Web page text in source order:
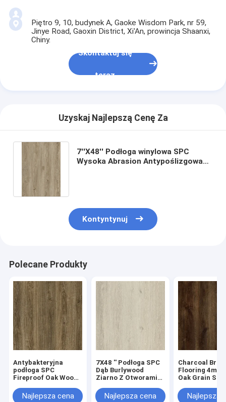
Piętro 9, 10, budynek A, Gaoke Wisdom Park, nr 59,
Jinye Road, Gaoxin District, Xi'An, prowincja Shaanxi,
Chiny.
Skontaktuj się
teraz
Uzyskaj Najlepszą Cenę Za
7''X48'' Podłoga winylowa SPC
Wysoka Abrasion Antypoślizgowa
Kontyntynuj
Polecane Produkty
Antybakteryjna
podłoga SPC
Fireproof Oak Wood
GL-W7223-1
Najlepsza cena
7X48 '' Podłoga SPC
Dąb Burlywood
Ziarno Z Otworami
Click Vinyl Flooring
GKBM Greenpy GL-
Najlepsza cena
Charcoal
Flooring 4mm
Oak Grain
Greenpy GL-
1
Najlepsza